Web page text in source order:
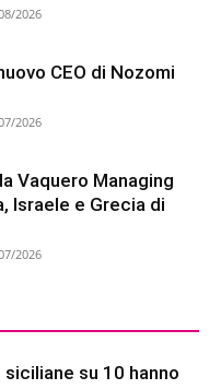
2026
CEO di Nozomi
2026
Vaquero Managing
Israele e Grecia di
2026
su 10 hanno